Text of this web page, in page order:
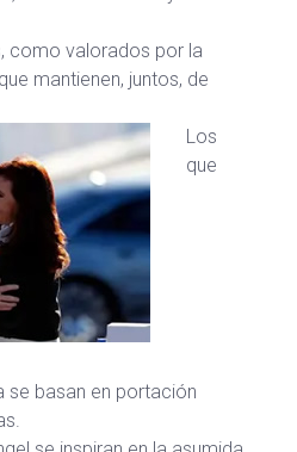
como valorados por la
mantienen, juntos, de
Los
que
se basan en portación